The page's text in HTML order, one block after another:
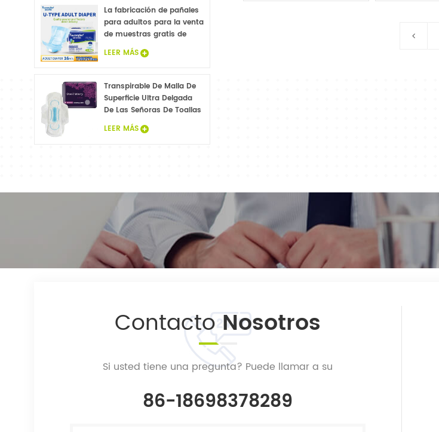
La fabricación de pañales
para adultos para la venta
de muestras gratis de
pañales para adultos
fábrica en China
LEER MÁS
Transpirable De Malla De
Superficie Ultra Delgada
De Las Señoras De Toallas
Sanitarias
LEER MÁS
ContactoNosotros
Si usted tiene una pregunta? Puede llamar a su
86-18698378289